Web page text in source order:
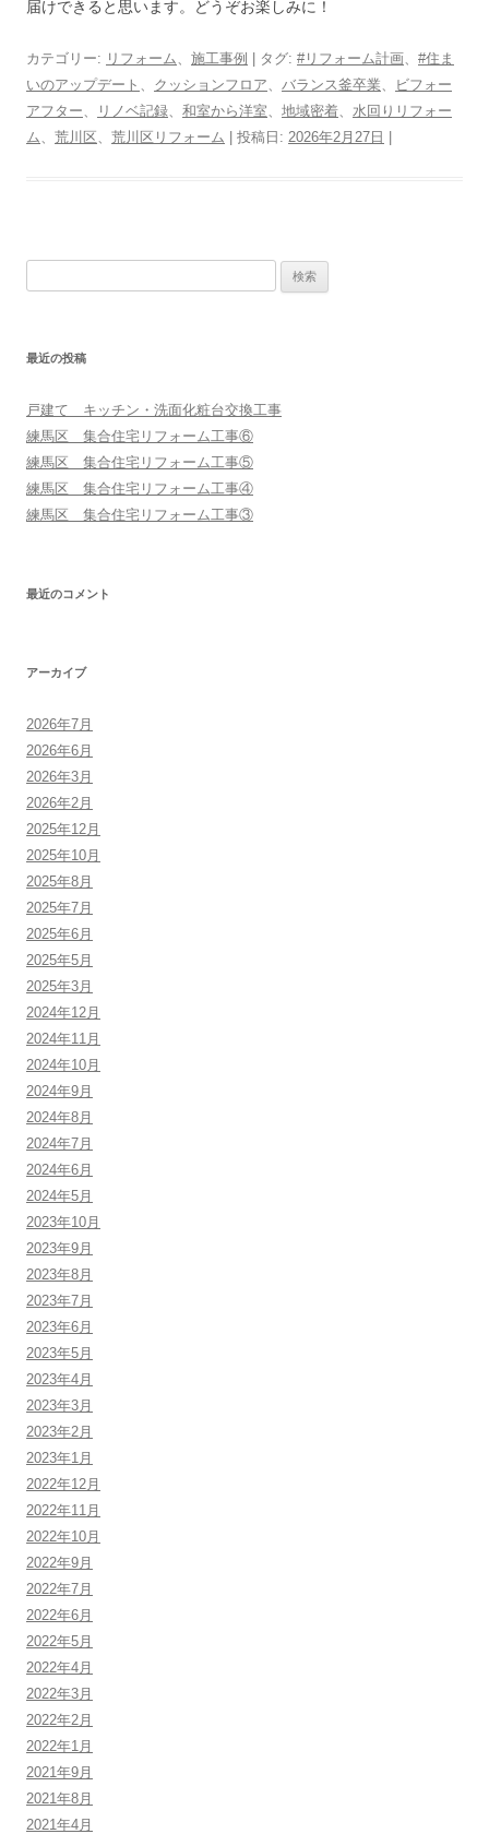
届けできると思います。どうぞお楽しみに！
カテゴリー: リフォーム 施工事例 | タグ: #リフォーム計画
#住ま
いのアップデート
クッションフロア バランス釜卒業
ビフォー
アフター
リノベ記録 和室から洋室 地域密着
水回りリフォー
ム
荒川区 荒川区リフォーム | 投稿日: 2026年2月27日
最近の投稿
戸建て キッチン・洗面化粧台交換工事
練馬区 集合住宅リフォーム工事⑥
練馬区 集合住宅リフォーム工事⑤
練馬区 集合住宅リフォーム工事④
練馬区 集合住宅リフォーム工事③
最近のコメント
アーカイブ
2026年7月
2026年6月
2026年3月
2026年2月
2025年12月
2025年10月
2025年8月
2025年7月
2025年6月
2025年5月
2025年3月
2024年12月
2024年11月
2024年10月
2024年9月
2024年8月
2024年7月
2024年6月
2024年5月
2023年10月
2023年9月
2023年8月
2023年7月
2023年6月
2023年5月
2023年4月
2023年3月
2023年2月
2023年1月
2022年12月
2022年11月
2022年10月
2022年9月
2022年7月
2022年6月
2022年5月
2022年4月
2022年3月
2022年2月
2022年1月
2021年9月
2021年8月
2021年4月